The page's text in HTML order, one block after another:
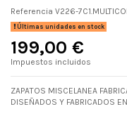
Referencia V226-
Últimas unidades en stock
199,00 €
Impuestos incluidos
ZAPATOS MISCELANEA
DISEÑADOS Y FABRICADOS